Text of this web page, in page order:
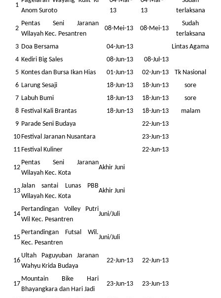
1
Anom Suroto
13
13
terlaksana
2
Pentas Seni Jaranan
Wilayah Kec. Pesantren
08-Mei-13 08-Mei-13
Sudah
terlaksana
3 Doa Bersama 04-Jun-13
Lintas Agama
4 Kediri Big Sales 08-Jun-13
08-Jul-13
5 Kontes dan Bursa Ikan Hias 01-Jun-13 02-Jun-13
Tk Nasional
6 Larung Sesaji 18-Jun-13 18-Jun-13
sore
7 Labuh Bumi 18-Jun-13 18-Jun-13
sore
8 Festival Kali Brantas 18-Jun-13 18-Jun-13
malam
9 Parade Seni Budaya
22-Jun-13
10 Festival Jaranan Nusantara
23-Jun-13
11 Festival Kuliner 22-Jun-13
12
Pentas Seni Jaranan
Wilayah Kec. Kota
Akhir Juni
13
Jalan santai Lunas PBB
Wilayah Kec. Kota
Akhir Juni
14
Pertandingan Volley Putri
Wil Kec. Pesantren
Juni/Juli
15
Pertandingan Futsal Wil.
Kec. Pesantren
Juni/Juli
16
Ultah Paguyuban Jaranan
Wahyu Krida Budaya
22-Jun-13 22-Jun-13
17
Mountain Bike Hari
Bhayangkara dan Hari Jadi
23-Jun-13 23-Jun-13